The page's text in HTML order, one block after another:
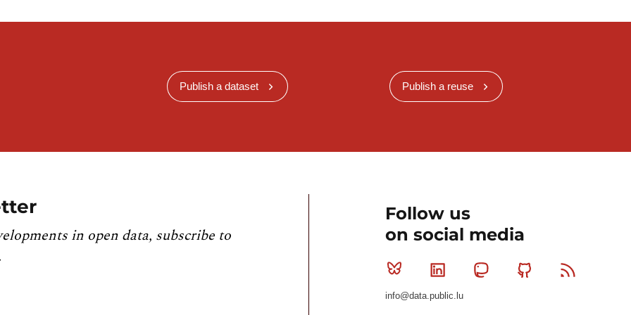
Publish a dataset Publish a reuse
in open data, subscribe to
Follow us
on social media
Bluesky Linkedin MastodonGithub
info@data.public.lu